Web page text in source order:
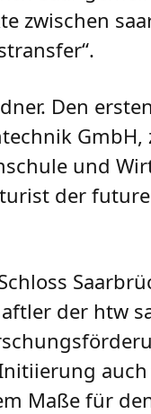
zwischen
Den
und
der
der htw
Maße für